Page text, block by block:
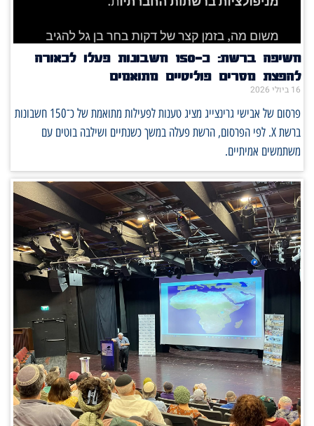
חשיפה ברשת: כ־150 חשבונות פעלו לכאורה
להפצת מסרים פוליטיים מתואמים
16 ביולי 2026
פרסום של אבישי גרינצייג מציג טענות לפעילות מתואמת של כ־150 חשבונות
ברשת X. לפי הפרסום, הרשת פעלה במשך כשנתיים ושילבה בוטים עם
משתמשים אמיתיים.